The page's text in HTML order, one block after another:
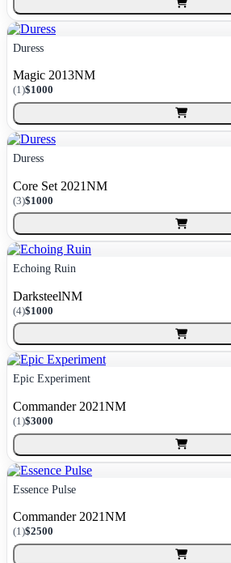
Duress
Magic 2013NM
(1)$1000
Duress
Core Set 2021NM
(3)$1000
Echoing Ruin
DarksteelNM
(4)$1000
Epic Experiment
Commander 2021NM
(1)$3000
Essence Pulse
Commander 2021NM
(1)$2500